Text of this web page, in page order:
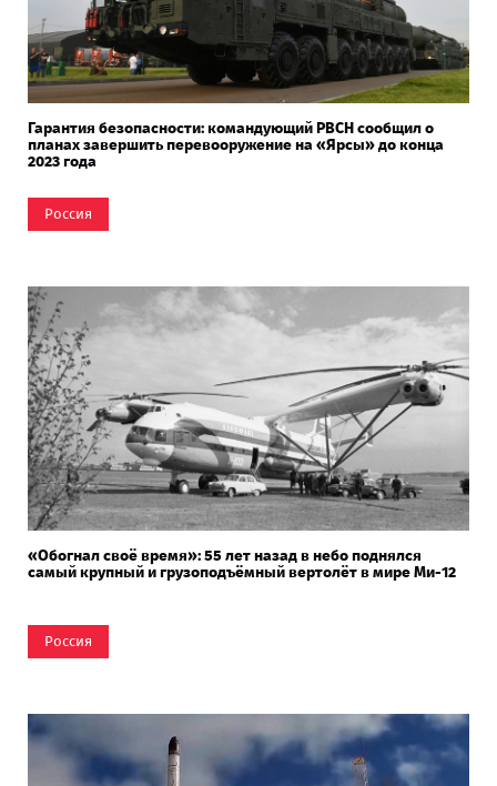
Гарантия безопасности: командующий РВСН сообщил о
планах завершить перевооружение на «Ярсы» до конца
2023 года
Россия
«Обогнал своё время»: 55 лет назад в небо поднялся
самый крупный и грузоподъёмный вертолёт в мире Ми-12
Россия